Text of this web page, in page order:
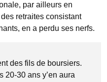
par ailleurs en
retraites consistant
en a perdu ses nerfs.
des fils de boursiers.
20-30 ans y’en aura